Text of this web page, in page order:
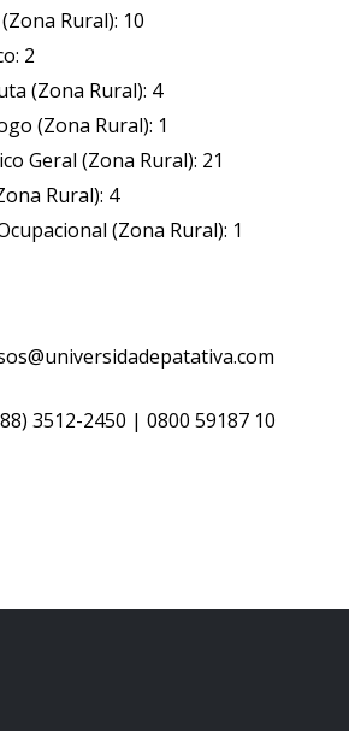
Rural): 10
2
(Zona Rural): 4
(Zona Rural): 1
Geral (Zona Rural): 21
Rural): 4
(Zona Rural): 1
3512-2450 | 0800 59187 10